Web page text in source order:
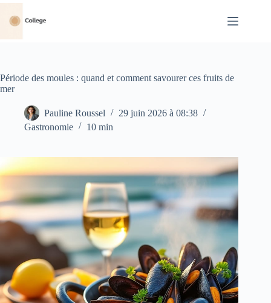
Passer
contenu
Période des moules : quand et comment savourer ces fruits de
mer
Pauline Roussel
29 juin 2026 à 08:38
Gastronomie
10 min